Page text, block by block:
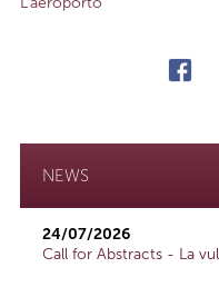
NEWS
24/07/2026
Call for Abstracts - La